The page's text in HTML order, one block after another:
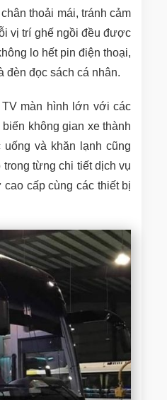
thoải mái, tránh cảm
vị trí ghế ngồi đều được
lo hết pin điện thoại,
đèn đọc sách cá nhân.
màn hình lớn với các
không gian xe thành
và khăn lạnh cũng
từng chi tiết dịch vụ
cấp cùng các thiết bị